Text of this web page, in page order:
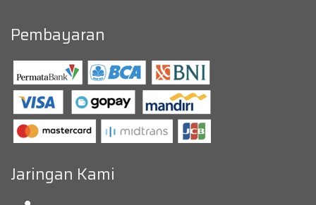
Pembayaran
Jaringan Kami